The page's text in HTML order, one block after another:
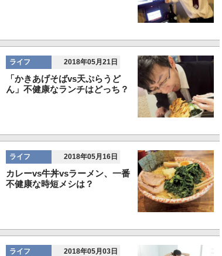
ライフ 2018年05月21日
「かきあげそばvs天ぷらうど
ん」不健康なランチはどっち？
ライフ 2018年05月16日
カレーvs牛丼vsラーメン、一番
不健康な時短メシは？
ライフ 2018年05月03日